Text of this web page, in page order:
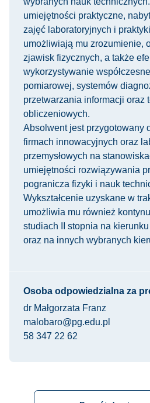
umiejętności praktyczne,
zajęć laboratoryjnych i
umożliwiają mu zrozumienie,
zjawisk fizycznych, a także
wykorzystywanie
pomiarowej, systemów
przetwarzania informacji oraz
obliczeniowych.
Absolwent jest przygotowany
firmach innowacyjnych oraz
przemysłowych na
umiejętności rozwiązywania
pogranicza fizyki i nauk
Wykształcenie uzyskane w
umożliwia mu również
studiach II stopnia na
oraz na innych wybranych
Osoba odpowiedzialna za
dr Małgorzata Franz
malobaro@pg.edu.pl
58 347 22 62